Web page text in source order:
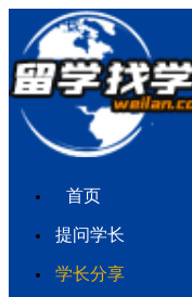
首页
提问学长
学长分享